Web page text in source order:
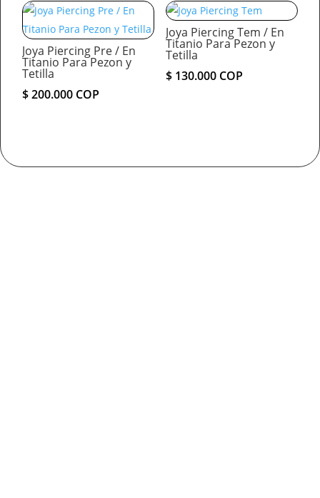
Joya Piercing Pre / En
Titanio Para Pezon y
Tetilla
$200.000 COP
Joya Piercing Tem / En
Titanio Para Pezon y
Tetilla
$130.000COP